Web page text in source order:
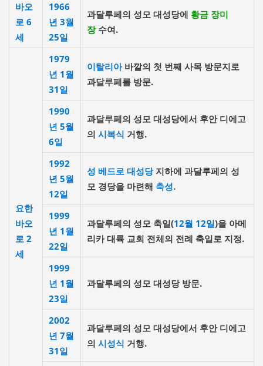
바오
로 6
세
1966
년 3월
25일
과달루페의 성모 대성당에 황금 장미
장수여.
요한
바오
로 2
세
1979
년 1월
31일
이탈리아바깥의 첫 번째 사목 방문지로
과달루페를 방문.
1990
년 5월
6일
과달루페의 성모 대성당에서 후안 디에고
의 시복식 거행.
1992
년 5월
12일
성 베드로 대성당지하에 과달루페의 성
모 경당을 마련해 축성.
1999
년 1월
22일
과달루페의 성모 축일(12월 12일)을 아메
리카 대륙 교회 전체의 전례 축일로 지정.
1999
년 1월
23일
과달루페의 성모 대성당 방문.
2002
년 7월
31일
과달루페의 성모 대성당에서 후안 디에고
의 시성식 거행.